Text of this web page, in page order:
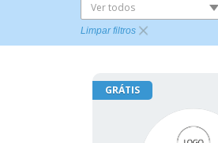
Ver todos
Limpar filtros
GRÁTIS